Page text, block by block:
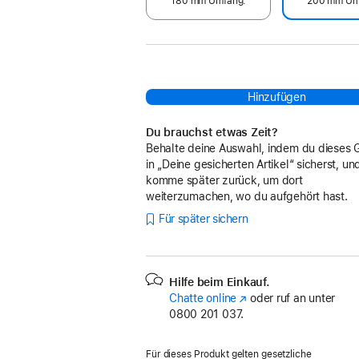
Hinzufügen
Du brauchst etwas Zeit?
Behalte deine Auswahl, indem du dieses
in „Deine gesicherten Artikel“ sicherst,
komme später zurück, um dort
weiterzumachen, wo du aufgehört hast.
Für später sichern
Hilfe beim Einkauf.
Chatte online (Öffnet
ein
oder ruf an unter
0800 201 037.
Für dieses Produkt gelten gesetzliche